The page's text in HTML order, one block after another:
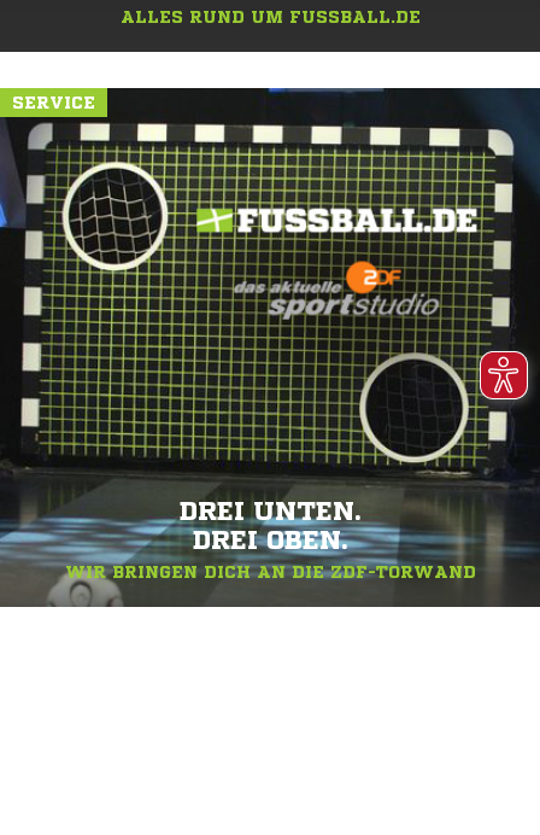
ALLES RUND UM FUSSBALL.DE
SERVICE
DREI UNTEN.
DREI OBEN.
WIR BRINGEN DICH AN DIE ZDF-TORWAND